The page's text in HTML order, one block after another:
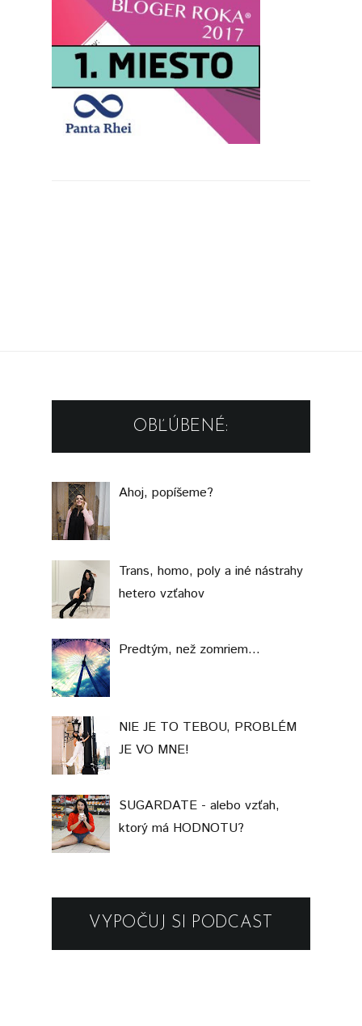
OBĽÚBENÉ:
Ahoj, popíšeme?
Trans, homo, poly a iné nástrahy
hetero vzťahov
Predtým, než zomriem...
NIE JE TO TEBOU, PROBLÉM
JE VO MNE!
SUGARDATE - alebo vzťah,
ktorý má HODNOTU?
VYPOČUJ SI PODCAST